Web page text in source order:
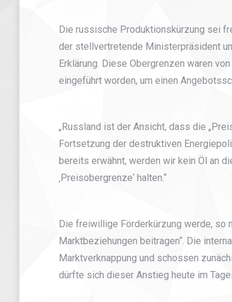
Die russische Produktionskürzung sei
der stellvertretende Ministerpräsident
Erklärung. Diese Obergrenzen waren
eingeführt worden, um einen
„Russland ist der Ansicht, dass die
Fortsetzung der destruktiven
bereits erwähnt, werden wir kein Öl an
‚Preisobergrenze‘ halten.“
Die freiwillige Förderkürzung werde, so
Marktbeziehungen beitragen“. Die
Marktverknappung und schossen
dürfte sich dieser Anstieg heute im